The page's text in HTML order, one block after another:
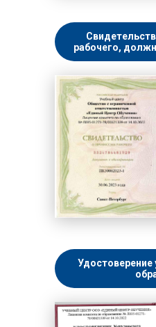
рабочего,
Удостоверение